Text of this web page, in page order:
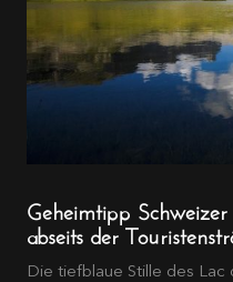
Geheimtipp
abseits der
Die tiefblaue Stille des Lac